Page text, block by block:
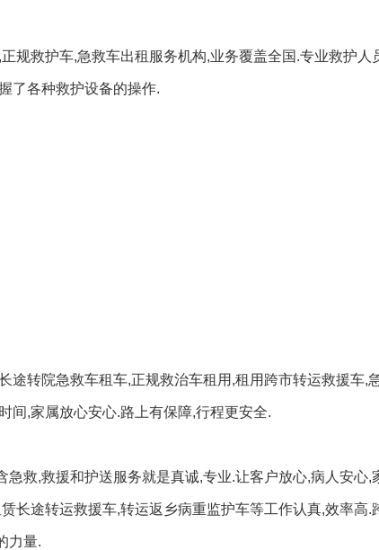
规救护车,急救车出租服务机构,业务覆盖全国.专业救护人
了各种救护设备的操作.
途转院急救车租车,正规救治车租用,租用跨市转运救援车,
间,家属放心安心.路上有保障,行程更安全.
急救,救援和护送服务就是真诚,专业.让客户放心,病人安心
长途转运救援车,转运返乡病重监护车等工作认真,效率高
力量.